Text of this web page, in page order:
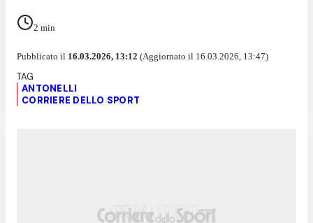
2 min
Pubblicato il 16.03.2026, 13:12 (Aggiornato il 16.03.2026, 13:47)
ANTONELLI
CORRIERE DELLO SPORT